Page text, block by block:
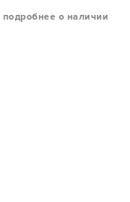
подробнее о наличии